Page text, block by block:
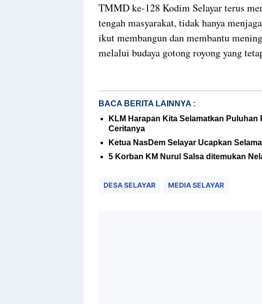
TMMD ke-128 Kodim Selayar terus
tengah masyarakat, tidak hanya
ikut membangun dan membantu
melalui budaya gotong royong yang
BACA BERITA LAINNYA :
KLM Harapan Kita Selamatkan
Ceritanya
Ketua NasDem Selayar Ucapkan
5 Korban KM Nurul Salsa ditemukan
DESA SELAYAR MEDIA SELAYAR